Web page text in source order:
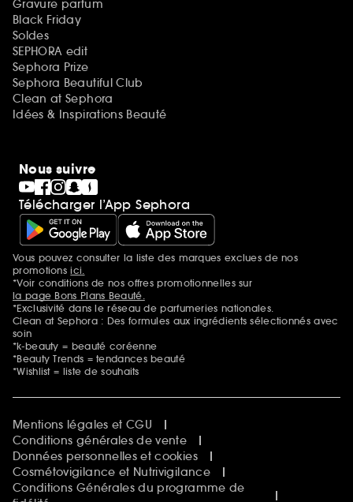
Gravure parfum
Black Friday
Soldes
SEPHORA edit
Sephora Prize
Sephora Beautiful Club
Clean at Sephora
Idées & Inspirations Beauté
Nous suivre
Télécharger l’App Sephora
Mentions additionnelles
Vous pouvez consulter la liste des marques exclues de nos
promotionsici.
*Voir conditions de nos offres promotionnelles sur
la page Bons Plans Beauté.
*Exclusivité dans le réseau de parfumeries nationales.
Clean at Sephora : Des formules aux ingrédients sélectionnés avec
soin
*k-beauty = beauté coréenne
*Beauty Trends = tendances beauté
*Wishlist = liste de souhaits
Mentions légales et CGU
Conditions générales de vente
Données personnelles et cookies
Cosmétovigilance et Nutrivigilance
Conditions Générales du programme de